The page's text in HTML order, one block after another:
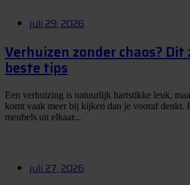
juli 29, 2026
Verhuizen zonder chaos?
beste tips
Een verhuizing is natuurlijk hartstikke leuk,
komt vaak meer bij kijken dan je vooraf denkt.
meubels uit elkaar...
juli 27, 2026